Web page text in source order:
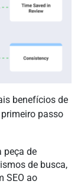
benefícios de
passo
peça de
de busca,
SEO ao